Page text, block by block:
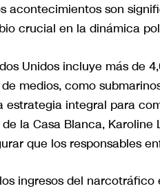
acontecimientos son
crucial en la dinámica
Unidos incluye más de
medios, como
estrategia integral para
la Casa Blanca,
que los responsables
ingresos del